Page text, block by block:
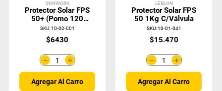
SUNWORK
Protector Solar FPS
50+ (Pomo 120
Grs)
SKU:10-02-001
$6430
＋
－
Agregar Al Carro
LEBLON
Protector Solar FPS
50 1Kg C/Válvula
SKU:10-01-041
$15.470
＋
－
Agregar Al Carro